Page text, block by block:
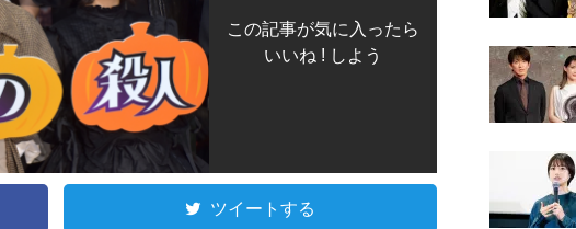
この記事が気に入ったら
いいね ! しよう
ツイートする